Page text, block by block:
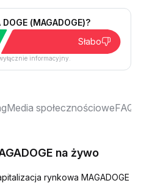
(MAGADOGE)?
Słabo
informacyjny.
Media społecznościoweFAQ
na żywo
rynkowa MAGADOGE